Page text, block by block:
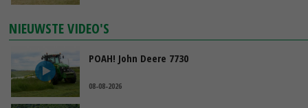
NIEUWSTE VIDEO'S
POAH! John Deere 7730
08-08-2026